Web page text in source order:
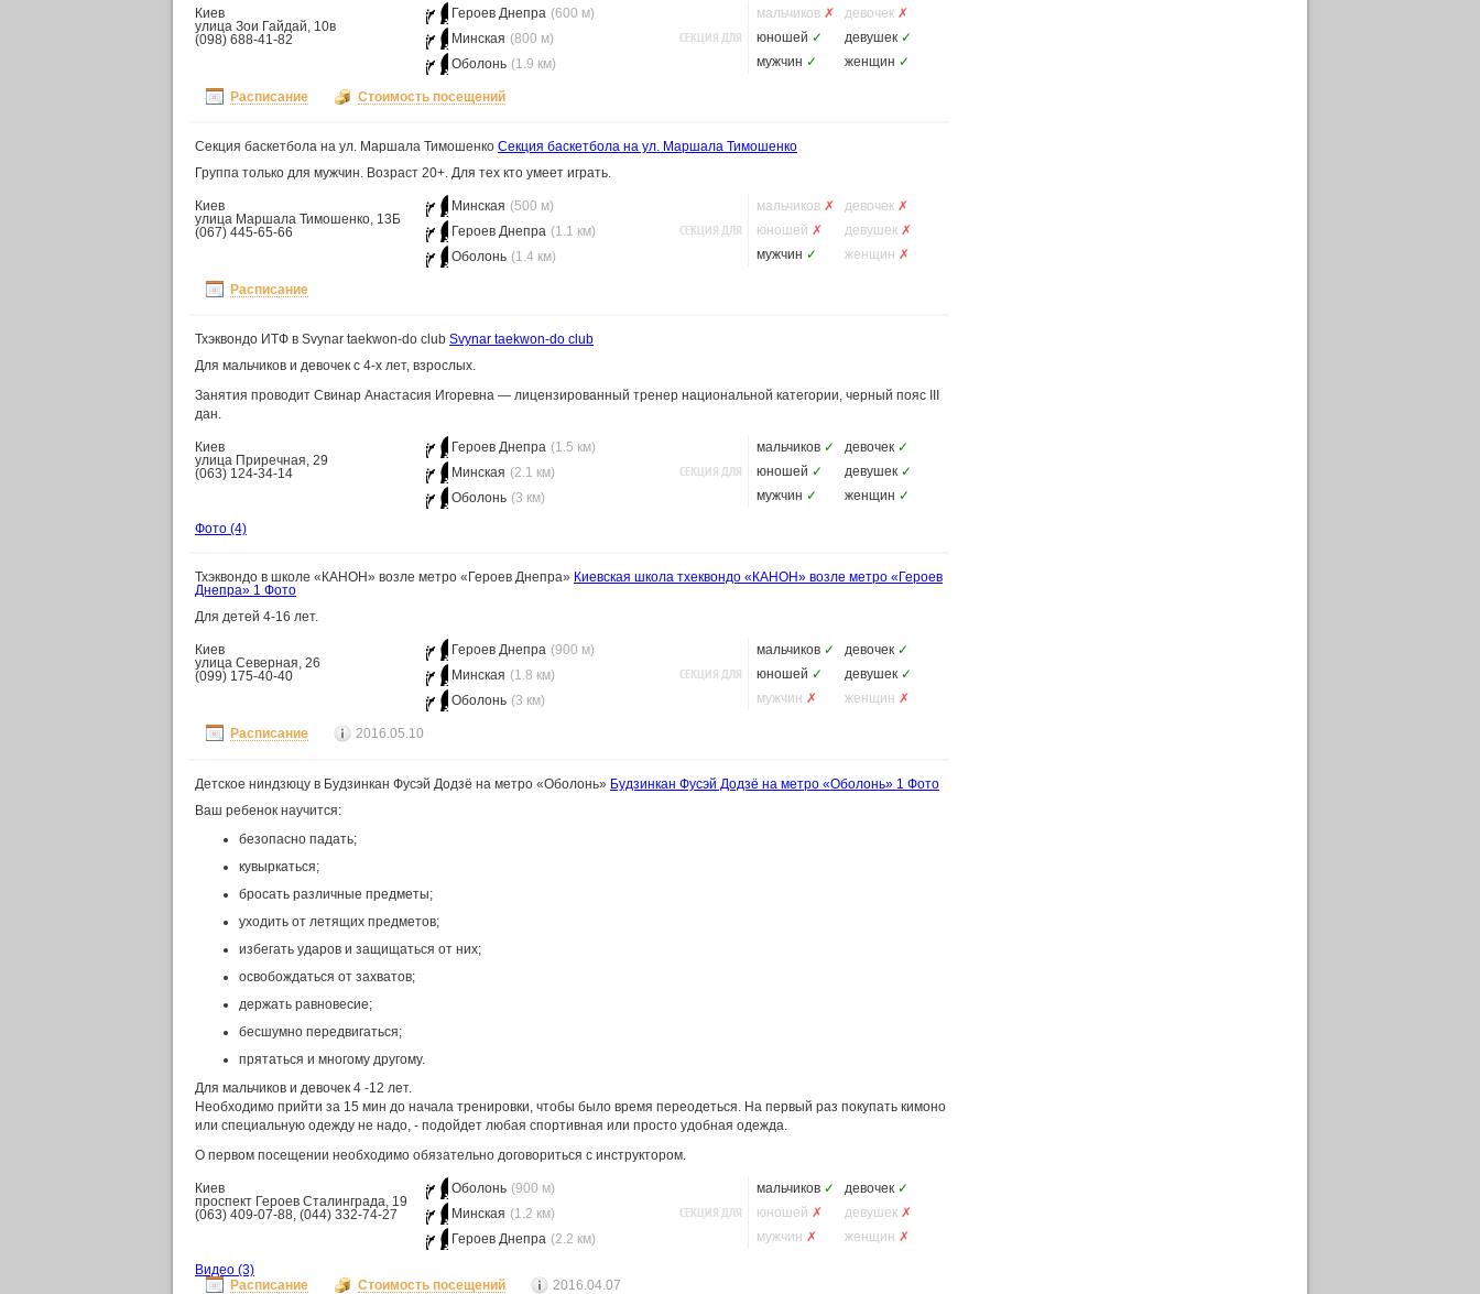
Киев
улица Зои Гайдай, 10в
(098) 688-41-82
Героев Днепра (600 м)
Минская (800 м)
Оболонь (1.9 км)
СЕКЦИЯ ДЛЯ
мальчиков ✗ девочек ✗
юношей ✓ девушек ✓
мужчин ✓ женщин ✓
Расписание Стоимость посещений
Секция баскетбола на ул. Маршала Тимошенко Секция баскетбола на ул. Маршала Тимошенко
Группа только для мужчин. Возраст 20+. Для тех кто умеет играть.
Киев
улица Маршала Тимошенко, 13Б
(067) 445-65-66
Минская (500 м)
Героев Днепра (1.1 км)
Оболонь (1.4 км)
СЕКЦИЯ ДЛЯ
мальчиков ✗ девочек ✗
юношей ✗ девушек ✗
мужчин ✓ женщин ✗
Расписание
Тхэквондо ИТФ в Svynar taekwon-do club Svynar taekwon-do club
Для мальчиков и девочек с 4-х лет, взрослых.
Занятия проводит Свинар Анастасия Игоревна — лицензированный тренер национальной категории, черный пояс III
дан.
Киев
улица Приречная, 29
(063) 124-34-14
Героев Днепра (1.5 км)
Минская (2.1 км)
Оболонь (3 км)
СЕКЦИЯ ДЛЯ
мальчиков ✓ девочек ✓
юношей ✓ девушек ✓
мужчин ✓ женщин ✓
Фото (4)
Тхэквондо в школе «КАНОН» возле метро «Героев Днепра» Киевская школа тхеквондо «КАНОН» возле метро «Героев
Днепра» 1 Фото
Для детей 4-16 лет.
Киев
улица Северная, 26
(099) 175-40-40
Героев Днепра (900 м)
Минская (1.8 км)
Оболонь (3 км)
СЕКЦИЯ ДЛЯ
мальчиков ✓ девочек ✓
юношей ✓ девушек ✓
мужчин ✗ женщин ✗
Расписание 2016.05.10
Детское ниндзюцу в Будзинкан Фусэй Додзё на метро «Оболонь» Будзинкан Фусэй Додзё на метро «Оболонь» 1 Фото
Ваш ребенок научится:
безопасно падать;
кувыркаться;
бросать различные предметы;
уходить от летящих предметов;
избегать ударов и защищаться от них;
освобождаться от захватов;
держать равновесие;
бесшумно передвигаться;
прятаться и многому другому.
Для мальчиков и девочек 4 -12 лет.
Необходимо прийти за 15 мин до начала тренировки, чтобы было время переодеться. На первый раз покупать кимоно
или специальную одежду не надо, - подойдет любая спортивная или просто удобная одежда.
О первом посещении необходимо обязательно договориться c инструктором.
Киев
проспект Героев Сталинграда, 19
(063) 409-07-88, (044) 332-74-27
Оболонь (900 м)
Минская (1.2 км)
Героев Днепра (2.2 км)
СЕКЦИЯ ДЛЯ
мальчиков ✓ девочек ✓
юношей ✗ девушек ✗
мужчин ✗ женщин ✗
Видео (3)
Расписание
Стоимость посещений 2016.04.07